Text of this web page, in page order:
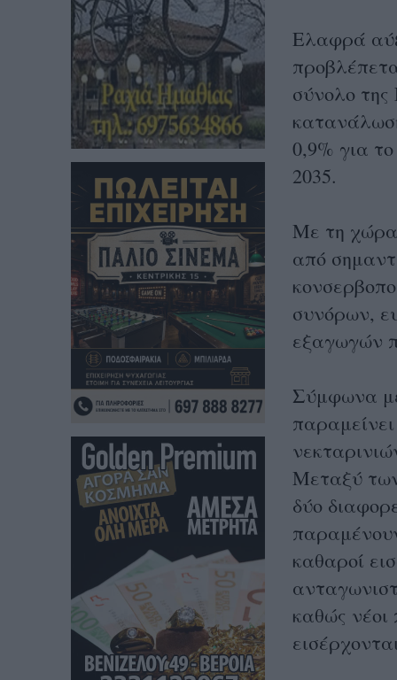
Ελαφρά
σύνολο
0,9% για
2035.
Με τη χώρα
από
συνόρων,
εξαγωγών
Σύμφωνα
Μεταξύ
δύο
καθαροί
καθώς